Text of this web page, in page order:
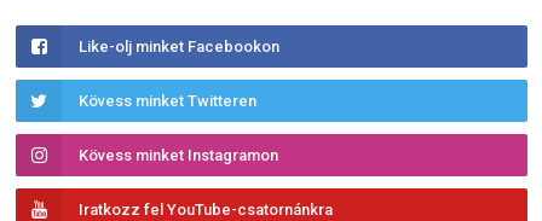
Like-olj minket Facebookon
Kövess minket Twitteren
Kövess minket Instagramon
Iratkozz fel YouTube-csatornánkra